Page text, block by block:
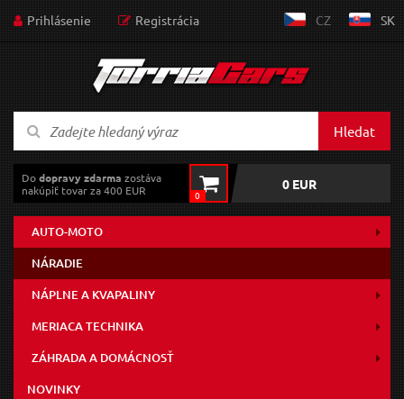
Prihlásenie Registrácia CZ SK
Hledat
Dodopravy zdarma zostáva
nakúpiť tovar za 400 EUR
0
0 EUR
AUTO-MOTO
NÁRADIE
NÁPLNE A KVAPALINY
MERIACA TECHNIKA
ZÁHRADA A DOMÁCNOSŤ
NOVINKY